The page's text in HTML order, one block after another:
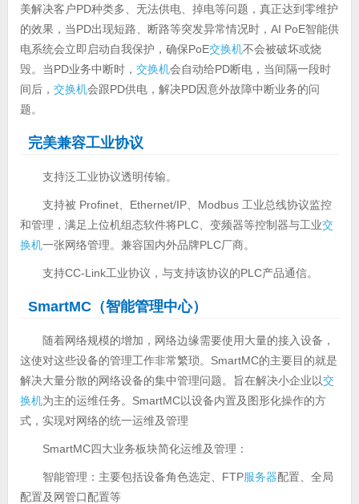
美解决客户PD种类多、无法供电、掉电等问题，真正达到零维护
的效果，当PD出现短路、断路等突发异常情况时，AI PoE智能供
电系统会立即启动自我保护，确保PoE交换机不会被破坏或烧
毁。当PD业务中断时， 交换机会自动给PD断电，当间隔一段时
间后， 交换机会跟PD供电，解决PD因意外故障中断业务的问
题。
完美兼容工业协议
支持泛工业协议透明传输。
支持被 Profinet、Ethernet/IP、Modbus 工业总线协议监控
和管理，满足上位机组态软件将PLC、变频器等控制器与工业交
换机一张网络管理。兼容国内外品牌PLC厂商。
支持CC-Link工业协议，与支持该协议的PLC产品通信。
SmartMC（智能管理中心）
随着网络规模的增加，网络边缘需要使用大量的接入设备，
这使对这些设备的管理工作非常繁琐。SmartMC的主要目的就是
解决大量分散的网络设备的集中管理问题。旨在解决小企业以交
换机为主的运维任务。SmartMC以设备内置及图形化操作的方
式，实现对网络的统一运维及管理
SmartMC四大业务板块简化运维及管理：
智能管理：主要包括设备角色选定、FTP服务器配置、全局
配置及网管口配置等